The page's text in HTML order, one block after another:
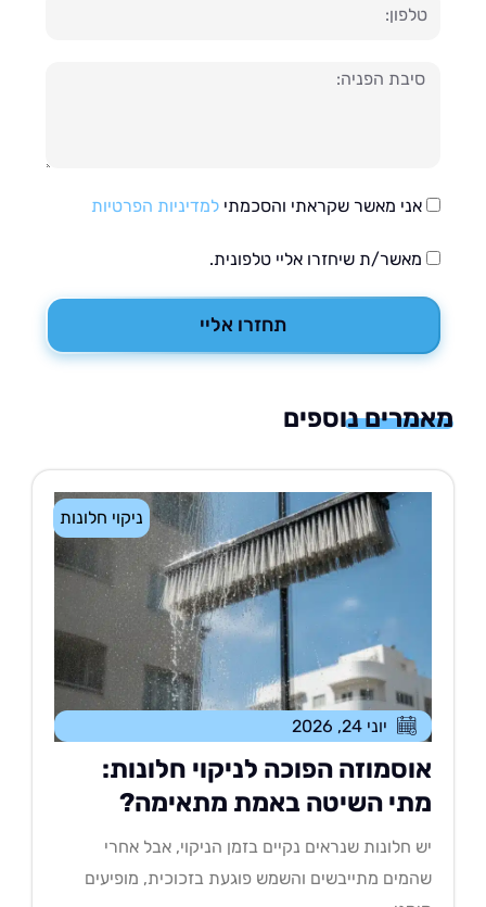
אני מאשר שקראתי והסכמתילמדיניות הפרטיות
מאשר/ת שיחזרו אליי טלפונית.
תחזרו אליי
נוספים
ניקוי חלונות
יוני 24, 2026
הפוכה לניקוי חלונות:
השיטה באמת מתאימה?
חלונות שנראים נקיים בזמן הניקוי, אבל אחרי
מתייבשים והשמש פוגעת בזכוכית, מופיעים